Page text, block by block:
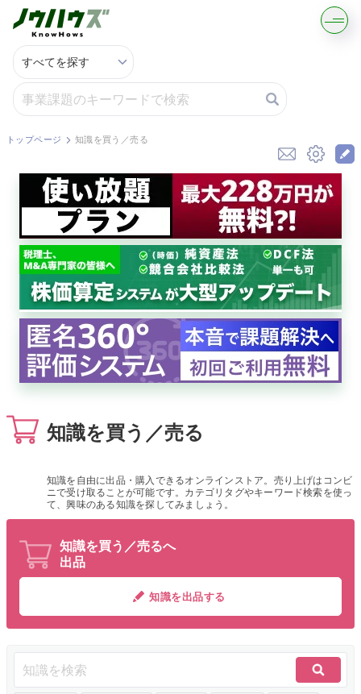
記事・コラムを読む
解決策を募集する
知識を買う／売る
契約書ひな型を探す
専門家に電話する
無料で株価を算定
資本政策を無料でお試し
無料でアンケート
匿名360°評価
ちょこっと相談とは？
新規会員登録
ログイン
トップページ 知識を買う／売る
知識を買う／売る
知識を自由に出品・購入できるオンラインストア。売り上げはコンビ
ニで受け取ることが可能です。カテゴリタグやキーワード検索を使っ
て、興味のある知識を探してみましょう。
知識を買う／売るへ
出品
知識を出品する